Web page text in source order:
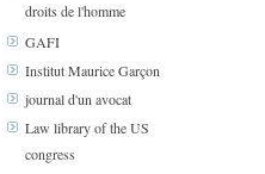
droits de l'homme
GAFI
Institut Maurice Garçon
journal d'un avocat
Law library of the US
congress